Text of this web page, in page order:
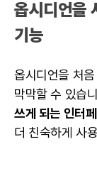
옵시디언을
기능
옵시디언을 처
막막할 수 있습
쓰게 되는 인터
더 친숙하게 사